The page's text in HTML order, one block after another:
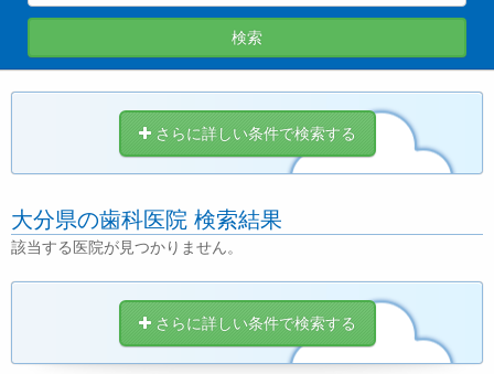
検索
さらに詳しい条件で検索する
大分県の歯科医院 検索結果
該当する医院が見つかりません。
さらに詳しい条件で検索する